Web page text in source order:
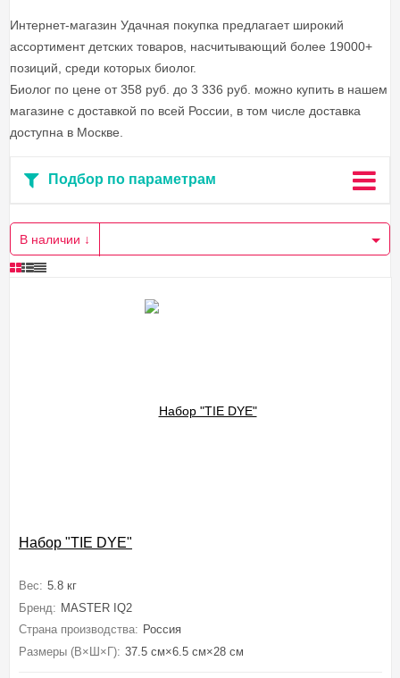
Интернет-магазин Удачная покупка предлагает широкий
ассортимент детских товаров, насчитывающий более 19000+
позиций, среди которых биолог.
Биолог по цене от 358 руб. до 3 336 руб. можно купить в нашем
магазине с доставкой по всей России, в том числе доставка
доступна в Москве.
Подбор по параметрам
В наличии
Набор "TIE DYE"
Вес: 5.8 кг
Бренд: MASTER IQ2
Страна производства: Россия
Размеры (В×Ш×Г): 37.5 см×6.5 см×28 см